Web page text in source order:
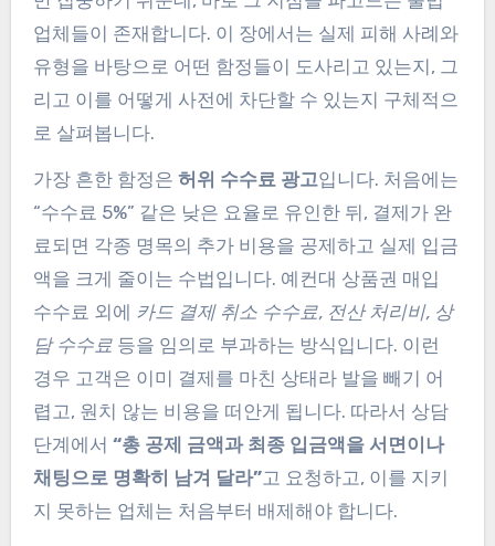
업체들이 존재합니다. 이 장에서는 실제 피해 사례와
유형을 바탕으로 어떤 함정들이 도사리고 있는지, 그
리고 이를 어떻게 사전에 차단할 수 있는지 구체적으
로 살펴봅니다.
가장 흔한 함정은 허위 수수료 광고입니다. 처음에는
“수수료 5%” 같은 낮은 요율로 유인한 뒤, 결제가 완
료되면 각종 명목의 추가 비용을 공제하고 실제 입금
액을 크게 줄이는 수법입니다. 예컨대 상품권 매입
수수료 외에 카드 결제 취소 수수료, 전산 처리비, 상
담 수수료등을 임의로 부과하는 방식입니다. 이런
경우 고객은 이미 결제를 마친 상태라 발을 빼기 어
렵고, 원치 않는 비용을 떠안게 됩니다. 따라서 상담
단계에서 “총 공제 금액과 최종 입금액을 서면이나
채팅으로 명확히 남겨 달라”고 요청하고, 이를 지키
지 못하는 업체는 처음부터 배제해야 합니다.